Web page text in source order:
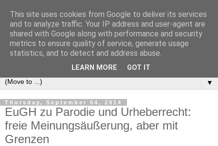
e-comm
Blog zum österreichischen und europäischen Recht der
elektronischen Kommunikationsnetze und -dienste
▼
Thursday, September 04, 2014
EuGH zu Parodie und Urheberrecht:
freie Meinungsäußerung, aber mit
Grenzen
This site uses cookies from Google to deliver its services
and to analyze traffic. Your IP address and user-agent are
shared with Google along with performance and security
metrics to ensure quality of service, generate usage
statistics, and to detect and address abuse.
LEARN MORE GOT IT